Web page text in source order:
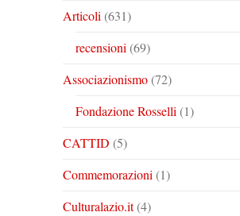
Articoli (631)
recensioni (69)
Associazionismo(72)
Fondazione Rosselli (1)
CATTID (5)
Commemorazioni (1)
Culturalazio.it(4)